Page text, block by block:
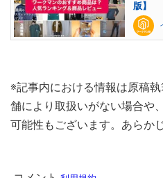
版】
※記事内における情報は原稿
舗により取扱いがない場合や
可能性もございます。あらか